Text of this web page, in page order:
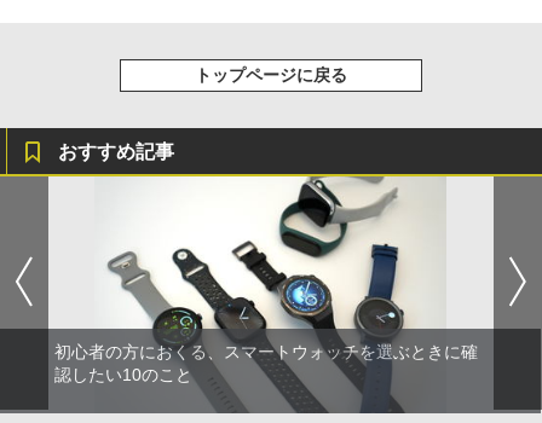
トップページに戻る
おすすめ記事
初心者の方におくる、スマートウォッチを選ぶときに確
認したい10のこと